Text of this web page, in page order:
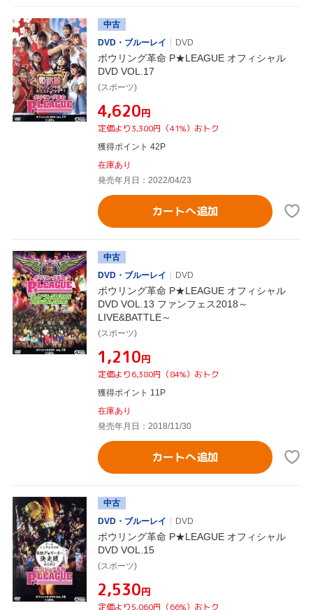
中古
DVD・ブルーレイ
DVD
ボウリング革命 P★LEAGUE オフィシャル
DVD VOL.17
(スポーツ)
¥4,620円
定価より3,300円（41%）おトク
獲得ポイント 42P
在庫あり
発売年月日：2022/04/23
カートへ追加
中古
DVD・ブルーレイ
DVD
ボウリング革命 P★LEAGUE オフィシャル
DVD VOL.13 ファンフェス2018～
LIVE&BATTLE～
(スポーツ)
¥1,210円
定価より6,380円（84%）おトク
獲得ポイント 11P
在庫あり
発売年月日：2018/11/30
カートへ追加
中古
DVD・ブルーレイ
DVD
ボウリング革命 P★LEAGUE オフィシャル
DVD VOL.15
(スポーツ)
¥2,530円
定価より5,060円（66%）おトク